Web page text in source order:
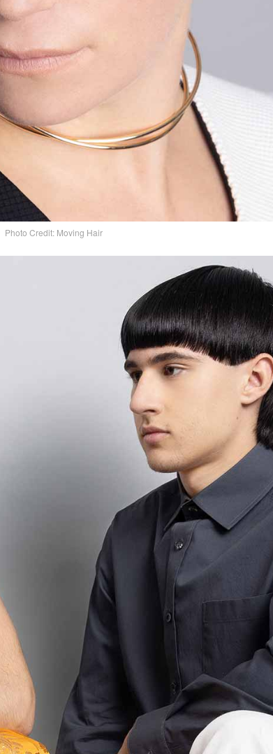
Photo Credit: Moving Hair